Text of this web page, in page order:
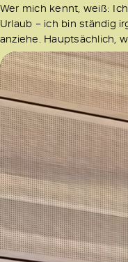
Wer mich kennt, weiß:
Urlaub – ich bin ständig
anziehe. Hauptsächlich,